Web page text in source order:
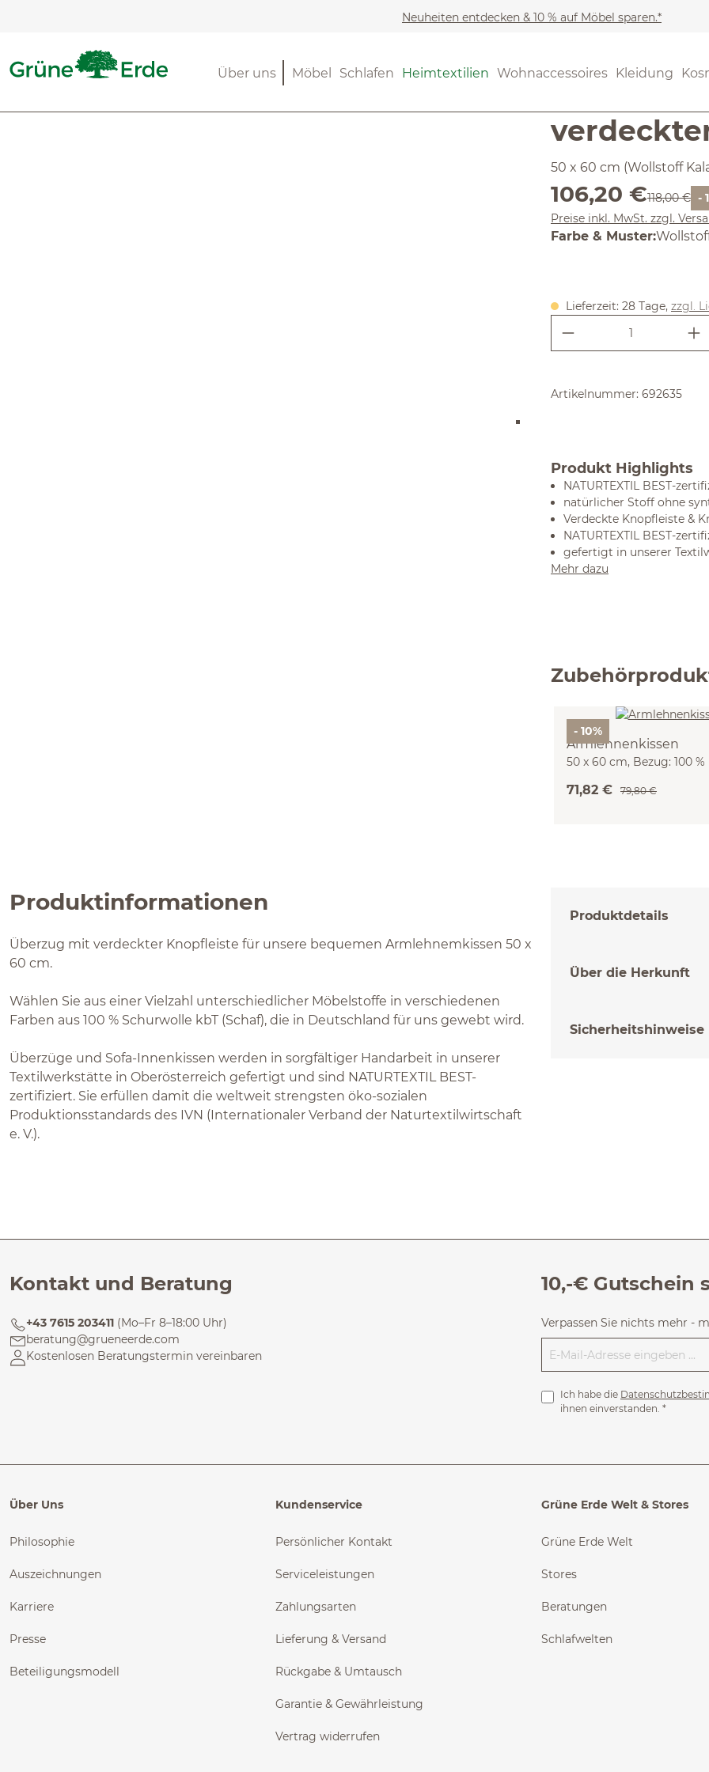
Neuheiten entdecken & 10 % auf Möbel sparen.*
Möbel Schlafen Heimtextilien Wohnaccessoires Kleidung
Über uns
Noch keine Bewertungen
50 x 60 cm (Wollstoff
Verkaufspreis:
106,20 €Regulärer
118,00 € -
Preise inkl. MwSt. zzgl.
Farbe & Muster:
Lieferzeit: 28 Tage, zzgl.
Produkt
Artikelnummer: 692635
Produkt Highlights
NATURTEXTIL BEST-
natürlicher Stoff ohne
Verdeckte Knopfleiste &
NATURTEXTIL BEST-
gefertigt in unserer
Mehr dazu
- 10%
Armlehnenkissen
50 x 60 cm, Bezug: 100 %
Schurwolle , IVN
71,82 € 79,80 €
Produktinformationen
Überzug mit verdeckter Knopfleiste für unsere bequemen Armlehnemkissen 50 x
60 cm.
Wählen Sie aus einer Vielzahl unterschiedlicher Möbelstoffe in verschiedenen
Farben aus 100 % Schurwolle kbT (Schaf), die in Deutschland für uns gewebt wird.
Überzüge und Sofa-Innenkissen werden in sorgfältiger Handarbeit in unserer
Textilwerkstätte in Oberösterreich gefertigt und sind NATURTEXTIL BEST-
zertifiziert. Sie erfüllen damit die weltweit strengsten öko-sozialen
Produktionsstandards des IVN (Internationaler Verband der Naturtextilwirtschaft
e. V.).
Produktdetails
Über die Herkunft
Sicherheitshinweise
Kontakt und Beratung
+43 7615 203411 (Mo–Fr 8–18:00 Uhr)
beratung@grueneerde.com
Kostenlosen Beratungstermin vereinbaren
10,-€ Gutschein
Verpassen Sie nichts mehr -
Ich habe die
ihnen einverstanden. *
Über Uns
Philosophie
Auszeichnungen
Karriere
Presse
Beteiligungsmodell
Kundenservice
Persönlicher Kontakt
Serviceleistungen
Zahlungsarten
Lieferung & Versand
Rückgabe & Umtausch
Garantie & Gewährleistung
Vertrag widerrufen
Grüne Erde Welt & Stores
Grüne Erde Welt
Stores
Beratungen
Schlafwelten